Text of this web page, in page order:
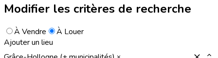
Modifier les critères de recherche
À Vendre
À Louer
Ajouter un lieu